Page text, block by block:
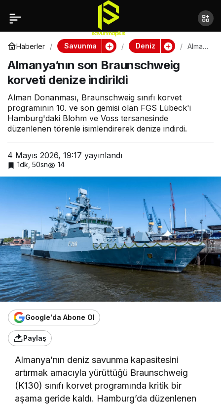
Haberler Savunma Deniz
Alman
i
deniz
Almanya’nın son Braunschweig
korveti denize indirildi
Alman Donanması, Braunschweig sınıfı korvet
programının 10. ve son gemisi olan FGS Lübeck'i
Hamburg'daki Blohm ve Voss tersanesinde
düzenlenen törenle isimlendirerek denize indirdi.
4 Mayıs 2026, 19:17 yayınlandı
1dk, 50sn 14
Google'da Abone Ol
Paylaş
Almanya’nın deniz savunma kapasitesini
artırmak amacıyla yürüttüğü Braunschweig
(K130) sınıfı korvet programında kritik bir
aşama geride kaldı. Hamburg’da düzenlenen
SOCOM’dan stratejik
hamle: MQ-9 dron ana
gemisine dönüşüyor
Paylaş